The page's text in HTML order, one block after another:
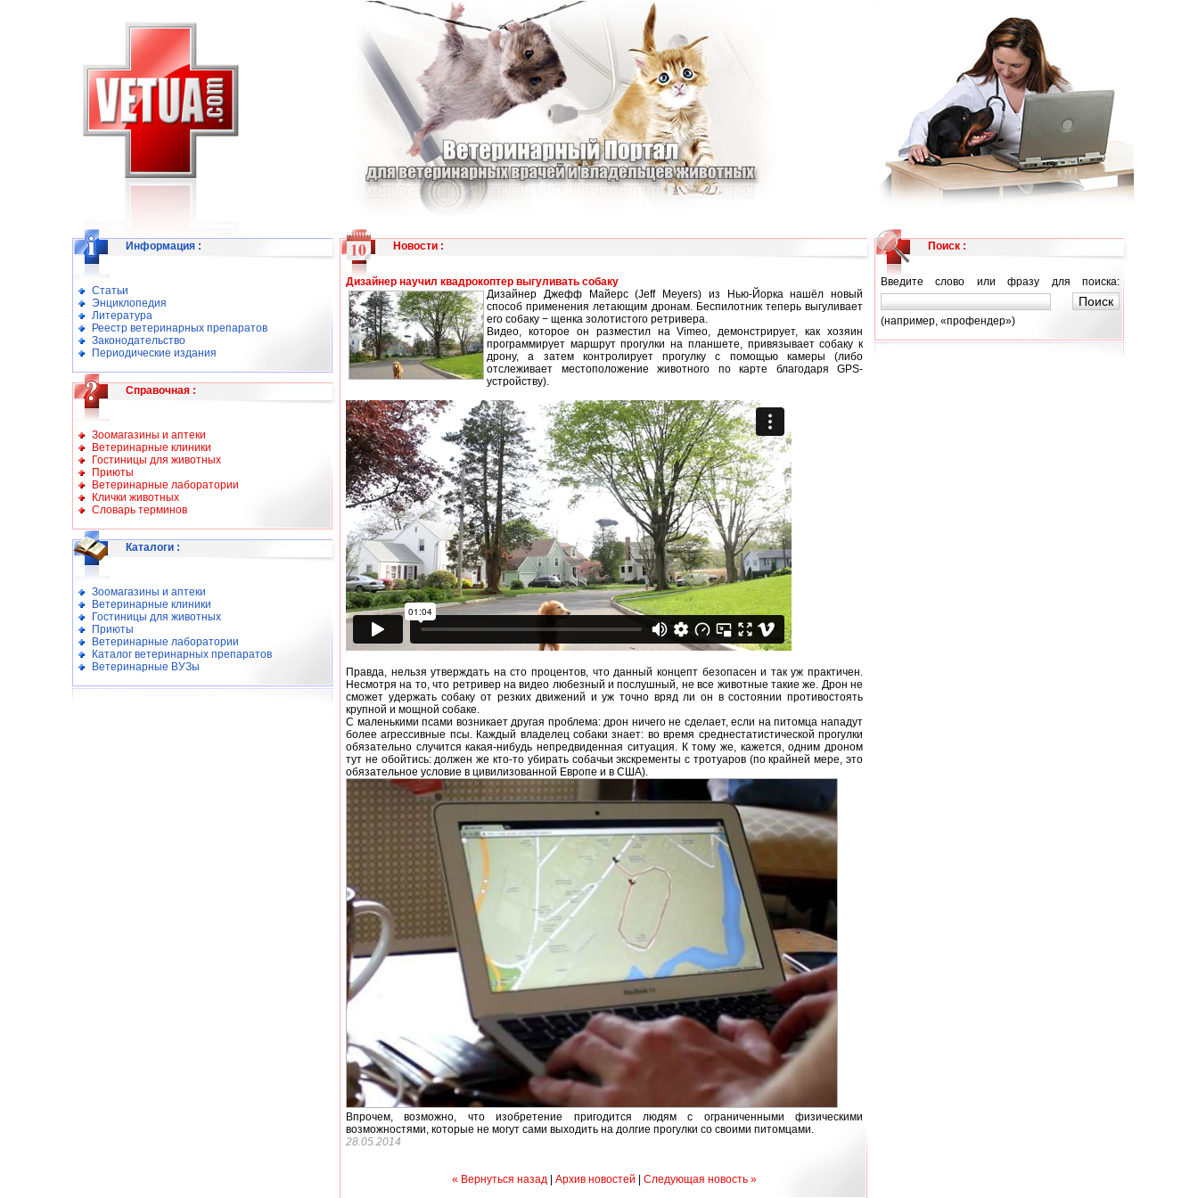
Информация :
Статьи
Энциклопедия
Литература
Реестр ветеринарных препаратов
Законодательство
Периодические издания
Справочная :
Зоомагазины и аптеки
Ветеринарные клиники
Гостиницы для животных
Приюты
Ветеринарные лаборатории
Клички животных
Словарь терминов
Каталоги :
Зоомагазины и аптеки
Ветеринарные клиники
Гостиницы для животных
Приюты
Ветеринарные лаборатории
Каталог ветеринарных препаратов
Ветеринарные ВУЗы
Новости :
Дизайнер научил квадрокоптер выгуливать собаку
Дизайнер Джефф Майерс (Jeff Meyers) из Нью-Йорка нашёл новый
способ применения летающим дронам. Беспилотник теперь выгуливает
его собаку − щенка золотистого ретривера.
Видео, которое он разместил на Vimeo, демонстрирует, как хозяин
программирует маршрут прогулки на планшете, привязывает собаку к
дрону, а затем контролирует прогулку с помощью камеры (либо
отслеживает местоположение животного по карте благодаря GPS-
устройству).
Правда, нельзя утверждать на сто процентов, что данный концепт безопасен и так уж практичен.
Несмотря на то, что ретривер на видео любезный и послушный, не все животные такие же. Дрон не
сможет удержать собаку от резких движений и уж точно вряд ли он в состоянии противостоять
крупной и мощной собаке.
С маленькими псами возникает другая проблема: дрон ничего не сделает, если на питомца нападут
более агрессивные псы. Каждый владелец собаки знает: во время среднестатистической прогулки
обязательно случится какая-нибудь непредвиденная ситуация. К тому же, кажется, одним дроном
тут не обойтись: должен же кто-то убирать собачьи экскременты с тротуаров (по крайней мере, это
обязательное условие в цивилизованной Европе и в США).
Впрочем, возможно, что изобретение пригодится людям с ограниченными физическими
возможностями, которые не могут сами выходить на долгие прогулки со своими питомцами.
28.05.2014
« Вернуться назад Архив новостей Следующая новость »
Поиск :
Введите слово или фразу для поиска:
(например, «профендер»)